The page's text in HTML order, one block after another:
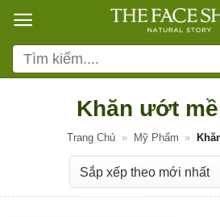
qua
nội
dung
Tìm
kiếm:
Khăn ướt
Trang Chủ » Mỹ Phẩm »